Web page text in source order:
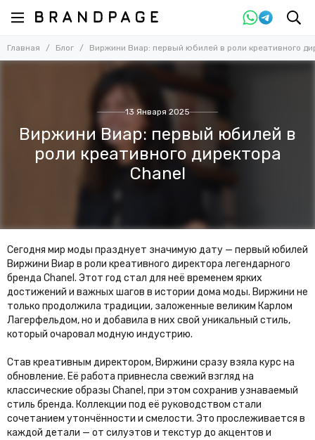
Главная Блог Виржини Виар: первый юбилей в роли креативного
13 Января 2025
Виржини Виар: первый юбилей в
роли креативного директора
Chanel
Сегодня мир моды празднует значимую дату — первый юбилей
Виржини Виар в роли креативного директора легендарного
бренда Chanel. Этот год стал для неё временем ярких
достижений и важных шагов в истории дома моды. Виржини не
только продолжила традиции, заложенные великим Карлом
Лагерфельдом, но и добавила в них свой уникальный стиль,
который очаровал модную индустрию.
Став креативным директором, Виржини сразу взяла курс на
обновление. Её работа привнесла свежий взгляд на
классические образы Chanel, при этом сохранив узнаваемый
стиль бренда. Коллекции под её руководством стали
сочетанием утончённости и смелости. Это прослеживается в
каждой детали — от силуэтов и текстур до акцентов и